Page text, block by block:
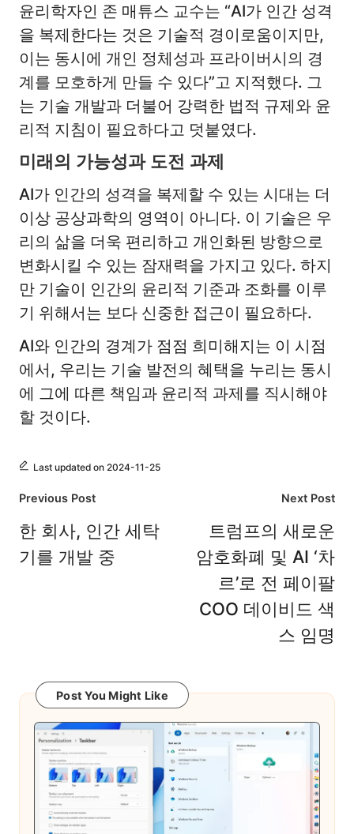
윤리학자인 존 매튜스 교수는 “AI가 인간 성격
을 복제한다는 것은 기술적 경이로움이지만,
이는 동시에 개인 정체성과 프라이버시의 경
계를 모호하게 만들 수 있다”고 지적했다. 그
는 기술 개발과 더불어 강력한 법적 규제와 윤
리적 지침이 필요하다고 덧붙였다.
미래의 가능성과 도전 과제
AI가 인간의 성격을 복제할 수 있는 시대는 더
이상 공상과학의 영역이 아니다. 이 기술은 우
리의 삶을 더욱 편리하고 개인화된 방향으로
변화시킬 수 있는 잠재력을 가지고 있다. 하지
만 기술이 인간의 윤리적 기준과 조화를 이루
기 위해서는 보다 신중한 접근이 필요하다.
AI와 인간의 경계가 점점 희미해지는 이 시점
에서, 우리는 기술 발전의 혜택을 누리는 동시
에 그에 따른 책임과 윤리적 과제를 직시해야
할 것이다.
Last updated on 2024-11-25
Post
navigation
Previous Post
한 회사, 인간 세탁
기를 개발 중
Next Post
트럼프의 새로운
암호화폐 및 AI ‘차
르’로 전 페이팔
COO 데이비드 색
스 임명
Post You Might Like